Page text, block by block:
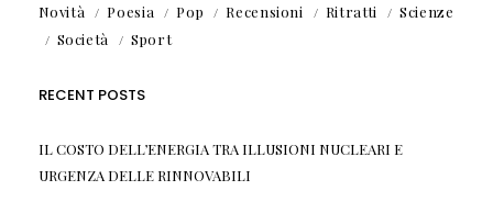
Novità
Poesia Pop Recensioni Ritratti
Scienze
Società
Sport
RECENT POSTS
IL COSTO DELL’ENERGIA TRA ILLUSIONI NUCLEARI E
URGENZA DELLE RINNOVABILI